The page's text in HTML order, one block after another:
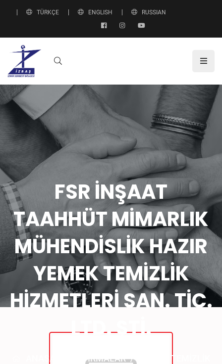
TÜRKÇE ENGLISH RUSSIAN
FSR İNŞAAT
TAAHHÜT MİMARLIK
MÜHENDİSLİK HAZIR
YEMEK TEMİZLİK
HİZMETLERİ SAN. TİC.
LTD. ŞTİ.
ANASAYFA FİRMALAR /
TEMIZLIK